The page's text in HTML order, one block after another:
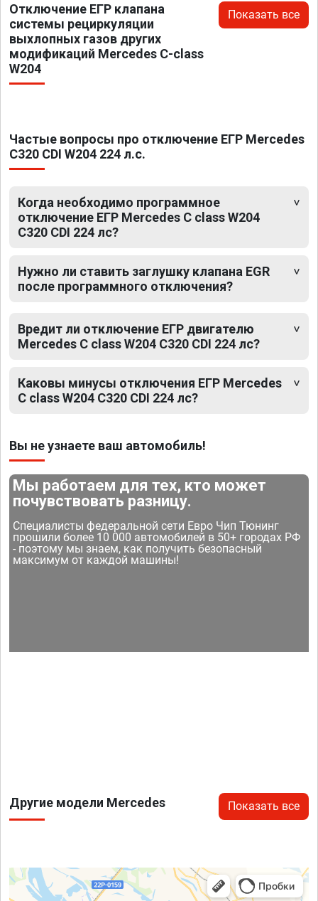
Отключение ЕГР клапана
системы рециркуляции
выхлопных газов других
модификаций Mercedes C-class
W204
Показать все
Частые вопросы про отключение ЕГР Mercedes
C320 CDI W204 224 л.с.
Когда необходимо программное
отключение ЕГР Mercedes C class W204
C320 CDI 224 лс?
Нужно ли ставить заглушку клапана EGR
после программного отключения?
Вредит ли отключение ЕГР двигателю
Mercedes C class W204 C320 CDI 224 лс?
Каковы минусы отключения ЕГР Mercedes
C class W204 C320 CDI 224 лс?
Вы не узнаете ваш автомобиль!
Мы работаем для тех, кто может
почувствовать разницу.
Специалисты федеральной сети Евро Чип Тюнинг
прошили более 10 000 автомобилей в 50+ городах РФ
- поэтому мы знаем, как получить безопасный
максимум от каждой машины!
Другие модели Mercedes Показать все